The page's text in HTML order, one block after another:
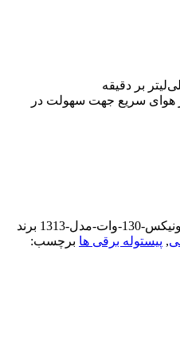
هوای سریع جهت سهولت در
مدل-1313
برند
, پیستوله برقی ها برچسب: